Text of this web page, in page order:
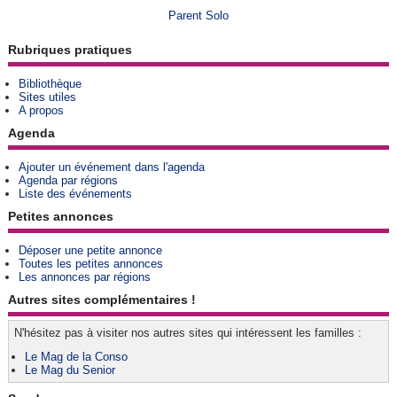
Parent Solo
Rubriques pratiques
Bibliothèque
Sites utiles
A propos
Agenda
Ajouter un événement dans l'agenda
Agenda par régions
Liste des événements
Petites annonces
Déposer une petite annonce
Toutes les petites annonces
Les annonces par régions
Autres sites complémentaires !
N'hésitez pas à visiter nos autres sites qui intéressent les familles :
Le Mag de la Conso
Le Mag du Senior